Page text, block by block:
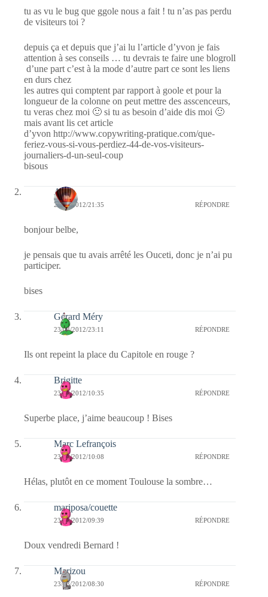
tu as vu le bug que ggole nous a fait ! tu n’as pas perdu
de visiteurs toi ?
depuis ça et depuis que j’ai lu l’article d’yvon je fais
attention à ses conseils … tu devrais te faire une blogroll
d’une part c’est à la mode d’autre part ce sont les liens
en durs chez
les autres qui comptent par rapport à goole et pour la
longueur de la colonne on peut mettre des asscenceurs,
tu veras chez moi 🙂 si tu as besoin d’aide dis moi 🙂
mais avant lis cet article
d’yvon http://www.copywriting-pratique.com/que-
feriez-vous-si-vous-perdiez-44-de-vos-visiteurs-
journaliers-d-un-seul-coup
bisous
Ava
25/03/2012/21:35 RÉPONDRE
bonjour belbe,
je pensais que tu avais arrêté les Ouceti, donc je n’ai pu
participer.
bises
Gérard Méry
23/03/2012/23:11 RÉPONDRE
Ils ont repeint la place du Capitole en rouge ?
Brigitte
23/03/2012/10:35 RÉPONDRE
Superbe place, j’aime beaucoup ! Bises
Marc Lefrançois
23/03/2012/10:08 RÉPONDRE
Hélas, plutôt en ce moment Toulouse la sombre…
mariposa/couette
23/03/2012/09:39 RÉPONDRE
Doux vendredi Bernard !
Marizou
23/03/2012/08:30 RÉPONDRE